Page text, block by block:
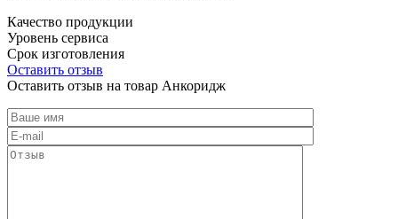
Качество продукции
Уровень сервиса
Срок изготовления
Оставить отзыв
Оставить отзыв на товар Анкоридж